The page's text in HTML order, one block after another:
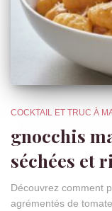
COCKTAIL ET TRUC À
gnocchis
séchées et
Découvrez comment
agrémentés de